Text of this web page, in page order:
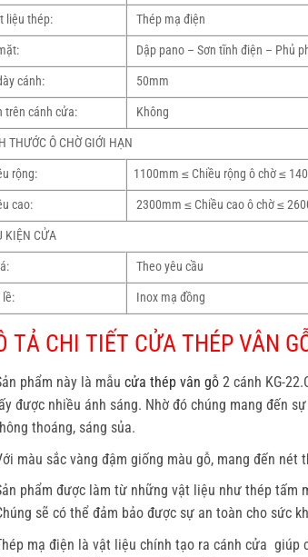
liệu thép:
Thép mạ điện
Dập pano – Sơn tĩnh điện – Phủ
cánh:
50mm
trên cánh cửa:
Không
THƯỚC Ô CHỜ GIỚI HẠN
rộng:
1100mm ≤ Chiều rộng ô chờ ≤
cao:
2300mm ≤ Chiều cao ô chờ ≤
KIỆN CỬA
Theo yêu cầu
lề:
Inox mạ đồng
TẢ CHI TIẾT CỬA THÉP VÂN
phẩm này là mẫu cửa thép vân gỗ2 cánh KG-
lấy được nhiều ánh sáng. Nhờ đó chúng mang đến
thoáng, sáng sủa.
màu sắc vàng đậm giống màu gỗ, mang đến
phẩm được làm từ những vật liệu như thép tấm
sẽ có thể đảm bảo được sự an toàn cho sức
mạ điện là vật liệu chính tạo ra cánh cửa giúp